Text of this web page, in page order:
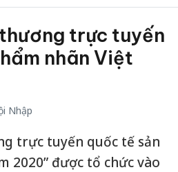
trực tuyến
nhãn Việt
Nhập
trực tuyến quốc tế sản
2020” được tổ chức vào